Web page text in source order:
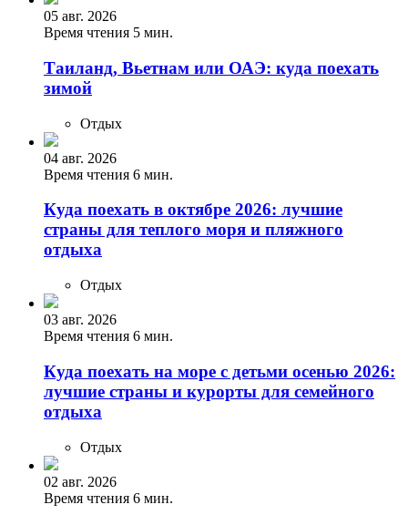
05 авг. 2026
Время чтения 5 мин.
Таиланд, Вьетнам или ОАЭ: куда поехать
зимой
Отдых
04 авг. 2026
Время чтения 6 мин.
Куда поехать в октябре 2026: лучшие
страны для теплого моря и пляжного
отдыха
Отдых
03 авг. 2026
Время чтения 6 мин.
Куда поехать на море с детьми осенью 2026:
лучшие страны и курорты для семейного
отдыха
Отдых
02 авг. 2026
Время чтения 6 мин.